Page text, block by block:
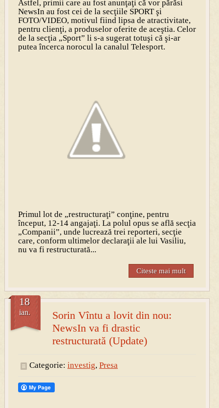
Astfel, primii care au fost anunţaţi că vor părăsi
NewsIn au fost cei de la secţiile SPORT şi
FOTO/VIDEO, motivul fiind lipsa de atractivitate,
pentru clienţi, a produselor oferite de aceştia. Celor
de la secţia „Sport” li s-a sugerat totuşi că şi-ar
putea încerca norocul la canalul Telesport.
Primul lot de „restructuraţi” conţine, pentru
început, 12-14 angajaţi. La polul opus se află secţia
„Companii”, unde lucrează trei reporteri, secţie
care, conform ultimelor declaraţii ale lui Vasiliu,
nu va fi restructurată...
Citeste mai mult
Sorin Vîntu a lovit din nou:
NewsIn va fi drastic
restructurată (Update)
18
ian.
Categorie: investig, Presa